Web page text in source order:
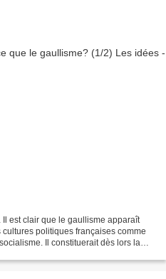
est clair que le gaullisme apparaît
politiques françaises comme
Il constituerait dès lors la